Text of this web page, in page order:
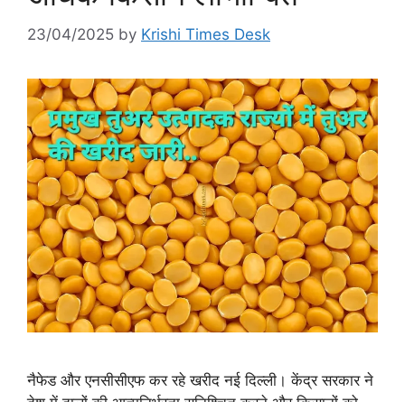
23/04/2025 by Krishi Times Desk
नैफेड और एनसीसीएफ कर रहे खरीद नई दिल्ली। केंद्र सरकार ने